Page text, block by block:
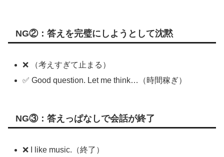
NG②：答えを完璧にしようとして沈黙
❌ （考えすぎて止まる）
✅ Good question. Let me think…（時間稼ぎ）
NG③：答えっぱなしで会話が終了
❌ I like music.（終了）